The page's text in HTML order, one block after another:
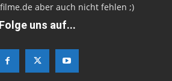
aber auch nicht fehlen ;)
Folge uns auf...